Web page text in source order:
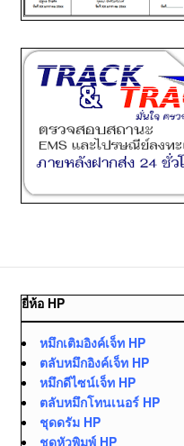
ยี่ห้อ HP
หมึกเติมอิงค์เจ็ท HP
ตลับหมึกอิงค์เจ็ท HP
หมึกดีไซน์เจ็ท HP
ตลับหมึกโทนเนอร์ HP
ชุดดรัม HP
ชุดหัวพิมพ์ HP